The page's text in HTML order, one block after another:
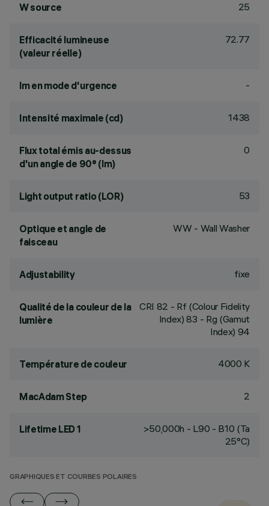
W source 25
Efficacité lumineuse
(valeur réelle)
72.77
lm en mode d'urgence -
Intensité maximale (cd) 1438
Flux total émis au-dessus
d'un angle de 90° (lm)
0
Light output ratio (LOR) 53
Optique et angle de
faisceau
WW - Wall Washer
Adjustability fixe
Qualité de la couleur de la
lumière
CRI 82 - Rf (Colour Fidelity
Index) 83 - Rg (Gamut
Index) 94
Température de couleur 4000 K
MacAdam Step 2
Lifetime LED 1
>50,000h - L90 - B10 (Ta
25°C)
GRAPHIQUES ET COURBES POLAIRES